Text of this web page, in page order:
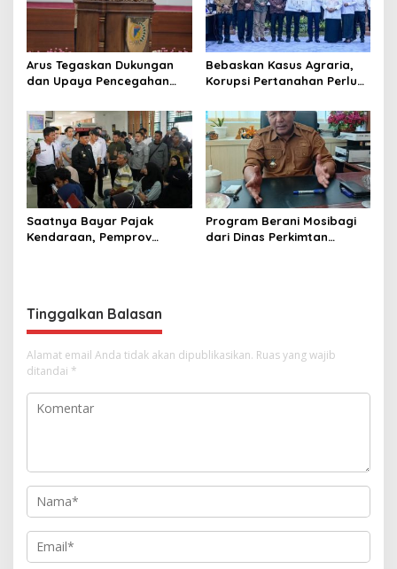
Pertambangan
Arus Tegaskan Dukungan
dan Upaya Pencegahan
Korupsi
Bebaskan Kasus Agraria,
Korupsi Pertanahan Perlu
Gandeng KPK-ATR/BPN
Saatnya Bayar Pajak
Kendaraan, Pemprov
Program Berani Mosibagi
dari Dinas Perkimtan
Tinggalkan Balasan
Alamat email Anda tidak akan dipublikasikan. Ruas yang wajib
ditandai *